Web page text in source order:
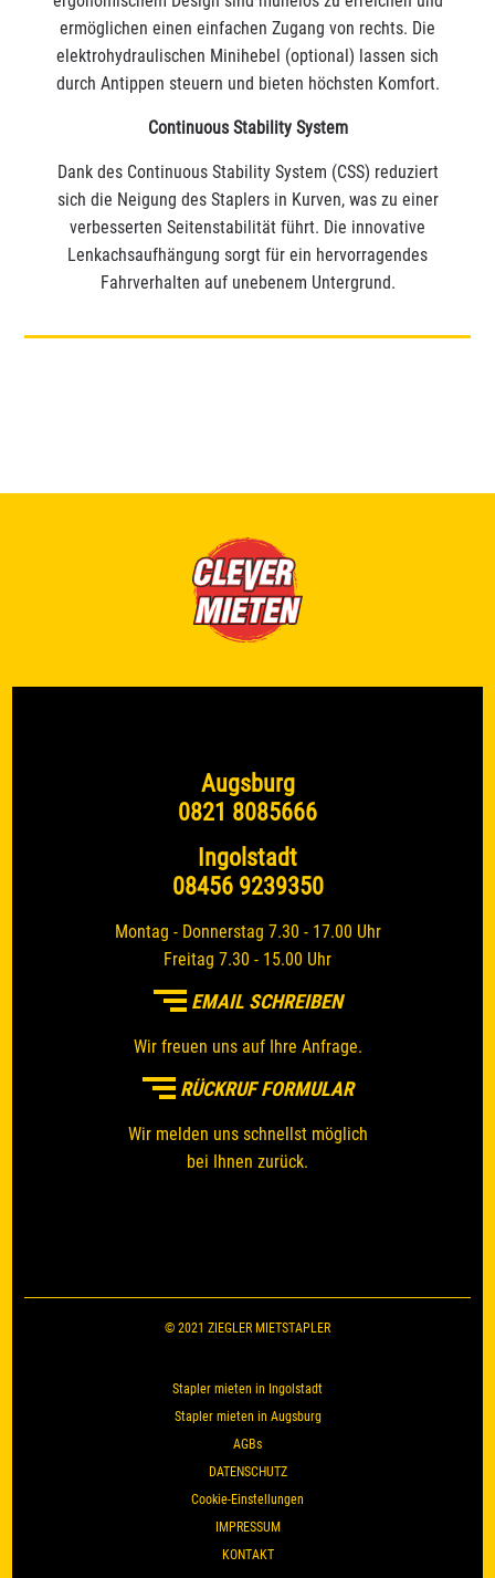
ermöglichen einen einfachen Zugang von rechts. Die
elektrohydraulischen Minihebel (optional) lassen sich
durch Antippen steuern und bieten höchsten Komfort.
Continuous Stability System
Dank des Continuous Stability System (CSS) reduziert
sich die Neigung des Staplers in Kurven, was zu einer
verbesserten Seitenstabilität führt. Die innovative
Lenkachsaufhängung sorgt für ein hervorragendes
Fahrverhalten auf unebenem Untergrund.
Augsburg
0821 8085666
Ingolstadt
08456 9239350
Montag - Donnerstag 7.30 - 17.00 Uhr
Freitag 7.30 - 15.00 Uhr
EMAIL SCHREIBEN
Wir freuen uns auf Ihre Anfrage.
RÜCKRUF FORMULAR
Wir melden uns schnellst möglich
bei Ihnen zurück.
© 2021 ZIEGLER MIETSTAPLER
Stapler mieten in Ingolstadt
Stapler mieten in Augsburg
AGBs
DATENSCHUTZ
Cookie-Einstellungen
IMPRESSUM
KONTAKT